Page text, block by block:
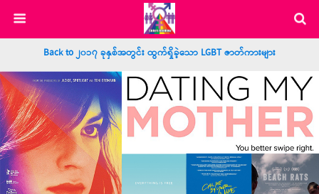
Back to ၂၀၁၇ ခုနှစ်အတွင်း ထွက်ရှိခဲ့သော LGBT ဇာတ်ကားများ